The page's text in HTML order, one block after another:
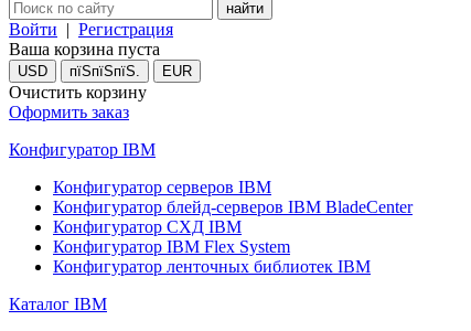
Войти | Регистрация
Ваша корзина пуста
USD пїЅпїЅпїЅ. EUR
Очистить корзину
Оформить заказ
Конфигуратор IBM
Конфигуратор серверов IBM
Конфигуратор блейд-серверов IBM BladeCenter
Конфигуратор СХД IBM
Конфигуратор IBM Flex System
Конфигуратор ленточных библиотек IBM
Каталог IBM